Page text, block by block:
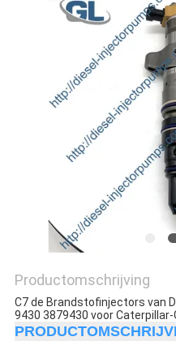
Productomschrijving
C7 de Brandstofinjectors van
9430 3879430 voor